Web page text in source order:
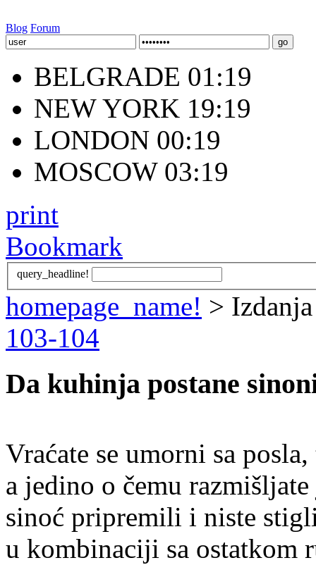
Blog Forum
BELGRADE 01:20
NEW YORK 19:20
LONDON 00:20
MOSCOW 03:20
print
Bookmark
query_headline!
homepage_name! >
103-104
Da kuhinja postane
Vraćate se umorni sa
a jedino o čemu
sinoć pripremili i niste
u kombinaciji sa ostatkom